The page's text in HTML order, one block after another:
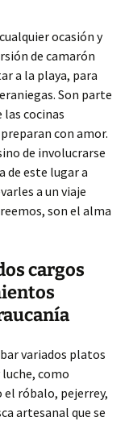
ocasión y
de camarón
a la playa, para
Son parte
las cocinas
con amor.
de involucrarse
de este lugar a
a un viaje
son el alma
cargos
variados platos
como
el róbalo, pejerrey,
artesanal que se